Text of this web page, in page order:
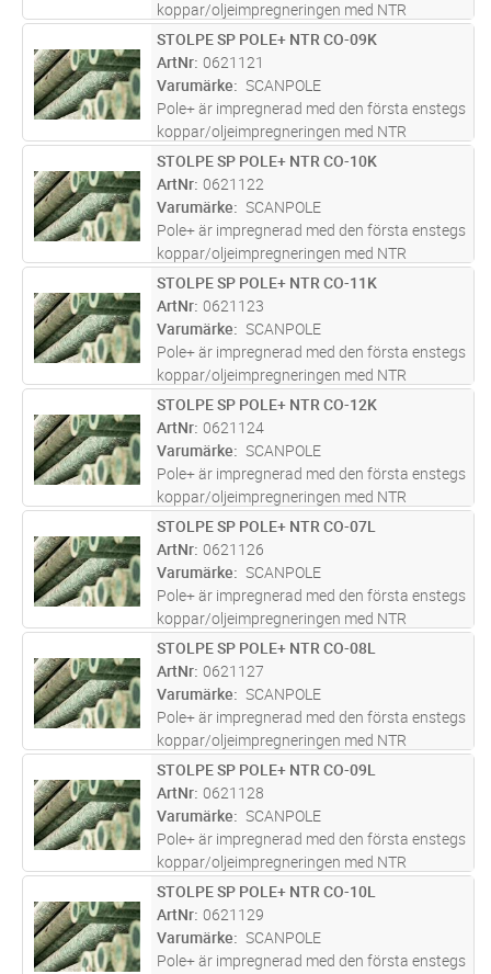
koppar/oljeimpregneringen med NTR
godkännande. En innovativ kombination av
olja, koppar och biocider utformad för att ge
en livslängd på över 40år. Pole+ h
ST Lägg i kundvagn
STOLPE SP POLE+ NTR CO-09K
ArtNr 0621121
Varumärke
SCANPOLE
Pole+ är impregnerad med den första enstegs
koppar/oljeimpregneringen med NTR
godkännande. En innovativ kombination av
olja, koppar och biocider utformad för att ge
en livslängd på över 40år. Pole+ h
ST Lägg i kundvagn
STOLPE SP POLE+ NTR CO-10K
ArtNr 0621122
Varumärke
SCANPOLE
Pole+ är impregnerad med den första enstegs
koppar/oljeimpregneringen med NTR
godkännande. En innovativ kombination av
olja, koppar och biocider utformad för att ge
en livslängd på över 40år. Pole+ h
ST Lägg i kundvagn
STOLPE SP POLE+ NTR CO-11K
ArtNr 0621123
Varumärke
SCANPOLE
Pole+ är impregnerad med den första enstegs
koppar/oljeimpregneringen med NTR
godkännande. En innovativ kombination av
olja, koppar och biocider utformad för att ge
en livslängd på över 40år. Pole+ h
ST Lägg i kundvagn
STOLPE SP POLE+ NTR CO-12K
ArtNr 0621124
Varumärke
SCANPOLE
Pole+ är impregnerad med den första enstegs
koppar/oljeimpregneringen med NTR
godkännande. En innovativ kombination av
olja, koppar och biocider utformad för att ge
en livslängd på över 40år. Pole+ h
ST Lägg i kundvagn
STOLPE SP POLE+ NTR CO-07L
ArtNr 0621126
Varumärke
SCANPOLE
Pole+ är impregnerad med den första enstegs
koppar/oljeimpregneringen med NTR
godkännande. En innovativ kombination av
olja, koppar och biocider utformad för att ge
en livslängd på över 40år. Pole+ h
ST Lägg i kundvagn
STOLPE SP POLE+ NTR CO-08L
ArtNr 0621127
Varumärke
SCANPOLE
Pole+ är impregnerad med den första enstegs
koppar/oljeimpregneringen med NTR
godkännande. En innovativ kombination av
olja, koppar och biocider utformad för att ge
en livslängd på över 40år. Pole+ h
ST Lägg i kundvagn
STOLPE SP POLE+ NTR CO-09L
ArtNr 0621128
Varumärke
SCANPOLE
Pole+ är impregnerad med den första enstegs
koppar/oljeimpregneringen med NTR
godkännande. En innovativ kombination av
olja, koppar och biocider utformad för att ge
en livslängd på över 40år. Pole+ h
ST Lägg i kundvagn
STOLPE SP POLE+ NTR CO-10L
ArtNr 0621129
Varumärke
SCANPOLE
Pole+ är impregnerad med den första enstegs